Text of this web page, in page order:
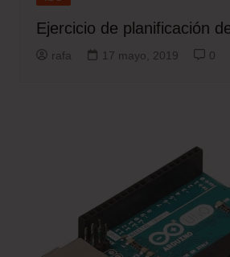
Ejercicio de planificación
rafa 17 mayo, 2019 0